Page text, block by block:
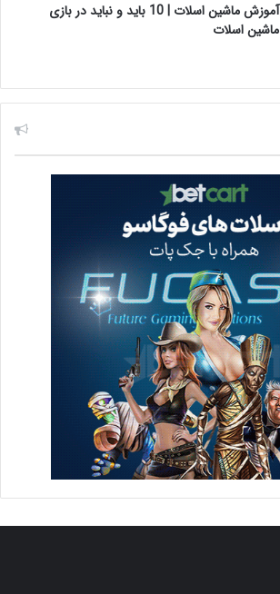
آموزش ماشین اسلات | 10 باید و نباید در بازی
ماشین اسلات